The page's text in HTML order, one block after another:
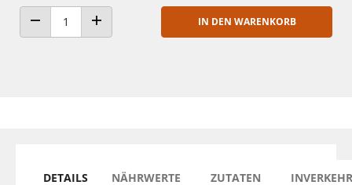
ANZAHL VERRINGERNANZAHL ERHÖHEN
IN DEN WARENKORB
DETAILS NÄHRWERTE
ZUTATEN